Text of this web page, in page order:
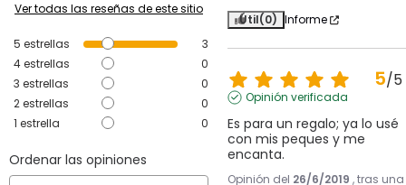
Ver todas las reseñas de este sitio
5 estrellas
3
4estrellas
0
3 estrellas
0
2estrellas
0
1 estrella 0
Ordenar las opiniones
Útil(0) Informe
5/5
Opinión verificada
Es para un regalo; ya lo usé
con mis peques y me
encanta.
Opinión del 26/6/2019 , tras una